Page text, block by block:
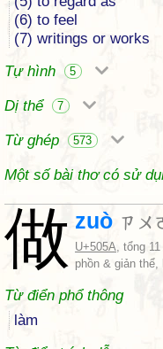
(6) to feel
(7) writings or works
Tự hình
5
Dị thể 7
Từ ghép 573
Một số bài thơ có sử
做 zuò ㄗㄨ
U+505A, tổng
phồn & giản thể,
Từ điển phổ thông
làm